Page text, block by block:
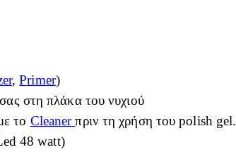
,Primer)
στη πλάκα του νυχιού
το Cleanerπριν τη χρήση του polish gel.
48 watt)